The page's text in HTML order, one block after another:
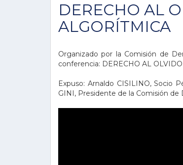
DERECHO AL
ALGORÍTMICA
Organizado por la Comisión de
conferencia: DERECHO AL
Expuso: Arnaldo CISILINO, Socio
GINI, Presidente de la Comisión de